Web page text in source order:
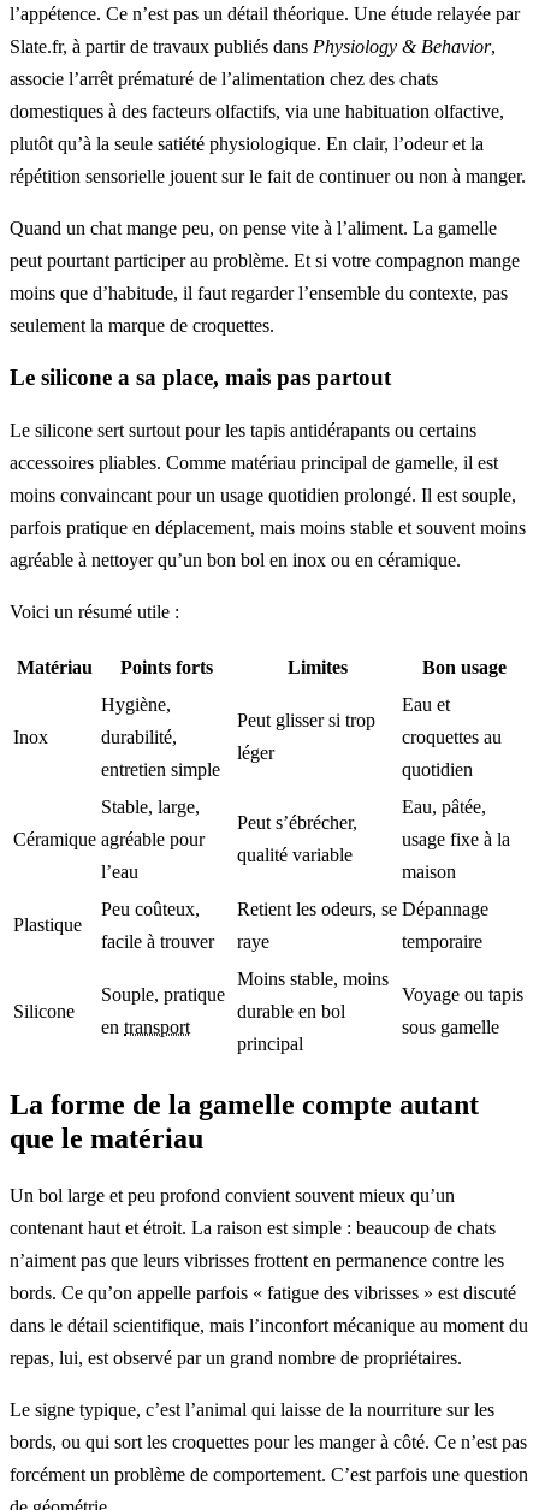
l’appétence. Ce n’est pas un détail théorique. Une étude relayée par
Slate.fr, à partir de travaux publiés dans Physiology & Behavior,
associe l’arrêt prématuré de l’alimentation chez des chats
domestiques à des facteurs olfactifs, via une habituation olfactive,
plutôt qu’à la seule satiété physiologique. En clair, l’odeur et la
répétition sensorielle jouent sur le fait de continuer ou non à manger.
Quand un chat mange peu, on pense vite à l’aliment. La gamelle
peut pourtant participer au problème. Et si votre compagnon mange
moins que d’habitude, il faut regarder l’ensemble du contexte, pas
seulement la marque de croquettes.
Le silicone a sa place, mais pas partout
Le silicone sert surtout pour les tapis antidérapants ou certains
accessoires pliables. Comme matériau principal de gamelle, il est
moins convaincant pour un usage quotidien prolongé. Il est souple,
parfois pratique en déplacement, mais moins stable et souvent moins
agréable à nettoyer qu’un bon bol en inox ou en céramique.
Voici un résumé utile :
Matériau Points forts Limites Bon usage
Inox
Hygiène,
durabilité,
entretien simple
Peut glisser si trop
léger
Eau et
croquettes au
quotidien
Céramique
Stable, large,
agréable pour
l’eau
Peut s’ébrécher,
qualité variable
Eau, pâtée,
usage fixe à la
maison
Plastique
Peu coûteux,
facile à trouver
Retient les odeurs, se
raye
Dépannage
temporaire
Silicone
Souple, pratique
en transport
Moins stable, moins
durable en bol
principal
Voyage ou tapis
sous gamelle
La forme de la gamelle compte autant
que le matériau
Un bol large et peu profond convient souvent mieux qu’un
contenant haut et étroit. La raison est simple : beaucoup de chats
n’aiment pas que leurs vibrisses frottent en permanence contre les
bords. Ce qu’on appelle parfois « fatigue des vibrisses » est discuté
dans le détail scientifique, mais l’inconfort mécanique au moment du
repas, lui, est observé par un grand nombre de propriétaires.
Le signe typique, c’est l’animal qui laisse de la nourriture sur les
bords, ou qui sort les croquettes pour les manger à côté. Ce n’est pas
forcément un problème de comportement. C’est parfois une question